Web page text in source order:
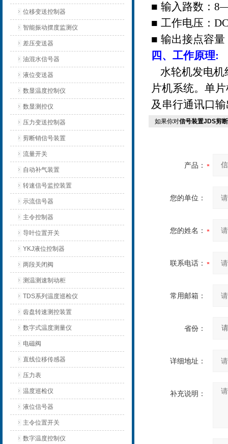
位移变送控制器
智能振动摆度监测仪
差压变送器
油混水信号器
液位变送器
数显温度控制仪
数显测控仪
压力变送控制器
剪断销信号装置
流量开关
自动补气装置
转速信号监控装置
示流信号器
主令控制器
导叶位置开关
YKJ液位控制器
两段关闭阀
测温测速制动柜
TDS系列温度巡检仪
齿盘转速测控装置
数字式温度测量仪
电磁阀
直线位移传感器
压力表
温度巡检仪
液位信号器
主令位置开关
数字温度控制仪
■ 输入路数： 8
■ 工作电压：
■ 输出接点容量
四、工作原理:
水轮机发电机
片机系统。单
及串行通讯口
如果你对信号装置JDS剪
产品：
您的单位：
您的姓名：
联系电话：
常用邮箱：
省份：
详细地址：
补充说明：